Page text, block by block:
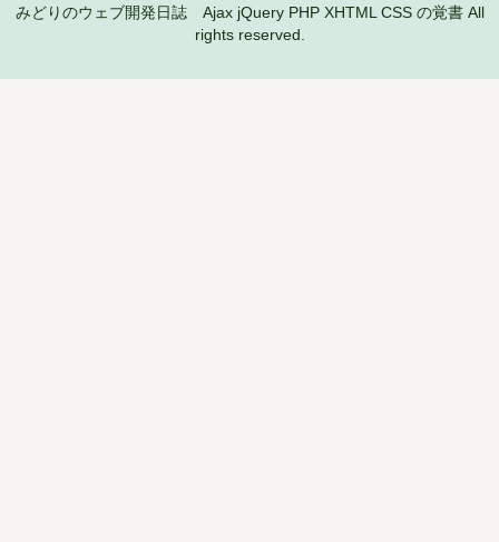
みどりのウェブ開発日誌 Ajax jQuery PHP XHTML CSS の覚書 All
rights reserved.